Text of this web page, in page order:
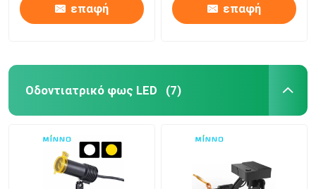
επαφή επαφή
Οδοντιατρικό φως LED (7)